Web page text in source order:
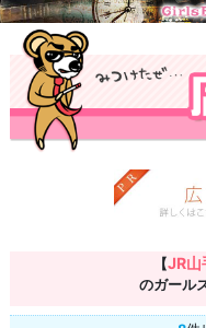
【JR山
のガール